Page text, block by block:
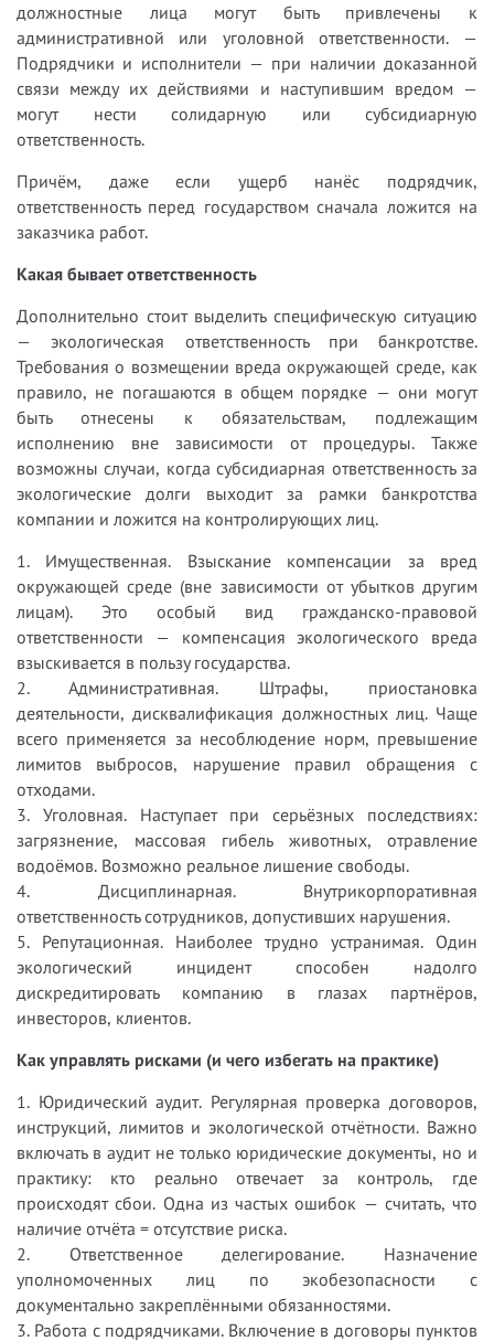
должностные лица могут быть привлечены к
административной или уголовной ответственности. —
Подрядчики и исполнители — при наличии доказанной
связи между их действиями и наступившим вредом —
могут нести солидарную или субсидиарную
ответственность.
Причём, даже если ущерб нанёс подрядчик,
ответственность перед государством сначала ложится на
заказчика работ.
Какая бывает ответственность
Дополнительно стоит выделить специфическую ситуацию
— экологическая ответственность при банкротстве.
Требования о возмещении вреда окружающей среде, как
правило, не погашаются в общем порядке — они могут
быть отнесены к обязательствам, подлежащим
исполнению вне зависимости от процедуры. Также
возможны случаи, когда субсидиарная ответственность за
экологические долги выходит за рамки банкротства
компании и ложится на контролирующих лиц.
1. Имущественная. Взыскание компенсации за вред
окружающей среде (вне зависимости от убытков другим
лицам). Это особый вид гражданско-правовой
ответственности — компенсация экологического вреда
взыскивается в пользу государства.
2. Административная. Штрафы, приостановка
деятельности, дисквалификация должностных лиц. Чаще
всего применяется за несоблюдение норм, превышение
лимитов выбросов, нарушение правил обращения с
отходами.
3. Уголовная. Наступает при серьёзных последствиях:
загрязнение, массовая гибель животных, отравление
водоёмов. Возможно реальное лишение свободы.
4. Дисциплинарная. Внутрикорпоративная
ответственность сотрудников, допустивших нарушения.
5. Репутационная. Наиболее трудно устранимая. Один
экологический инцидент способен надолго
дискредитировать компанию в глазах партнёров,
инвесторов, клиентов.
Как управлять рисками (и чего избегать на практике)
1. Юридический аудит. Регулярная проверка договоров,
инструкций, лимитов и экологической отчётности. Важно
включать в аудит не только юридические документы, но и
практику: кто реально отвечает за контроль, где
происходят сбои. Одна из частых ошибок — считать, что
наличие отчёта = отсутствие риска.
2. Ответственное делегирование. Назначение
уполномоченных лиц по экобезопасности с
документально закреплёнными обязанностями.
3. Работа с подрядчиками. Включение в договоры пунктов